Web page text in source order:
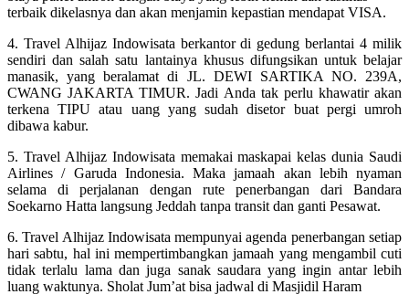
terbaik dikelasnya dan akan menjamin kepastian mendapat VISA.
4. Travel Alhijaz Indowisata berkantor di gedung berlantai 4 milik
sendiri dan salah satu lantainya khusus difungsikan untuk belajar
manasik, yang beralamat di JL. DEWI SARTIKA NO. 239A,
CWANG JAKARTA TIMUR. Jadi Anda tak perlu khawatir akan
terkena TIPU atau uang yang sudah disetor buat pergi umroh
dibawa kabur.
5. Travel Alhijaz Indowisata memakai maskapai kelas dunia Saudi
Airlines / Garuda Indonesia. Maka jamaah akan lebih nyaman
selama di perjalanan dengan rute penerbangan dari Bandara
Soekarno Hatta langsung Jeddah tanpa transit dan ganti Pesawat.
6. Travel Alhijaz Indowisata mempunyai agenda penerbangan setiap
hari sabtu, hal ini mempertimbangkan jamaah yang mengambil cuti
tidak terlalu lama dan juga sanak saudara yang ingin antar lebih
luang waktunya. Sholat Jum’at bisa jadwal di Masjidil Haram